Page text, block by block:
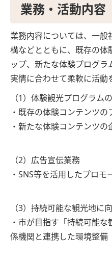
業務・活動内容
業務内容については、一
構などとともに、既存の体
ップ、新たな体験プログ
実情に合わせて柔軟に活動
（1）体験観光プログラム
・既存の体験コンテンツ
・新たな体験コンテンツの
（2）広告宣伝業務
・SNS等を活用したプロモ
（3）持続可能な観光地に
・市が目指す「持続可能
係機関と連携した環境整備